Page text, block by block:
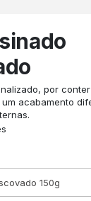
por
acabamento